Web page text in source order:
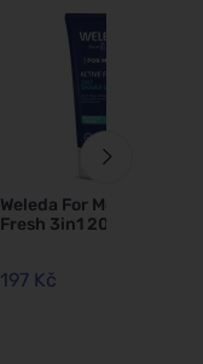
Weleda For Men Active
Fresh 3in1 200 ml
197 Kč